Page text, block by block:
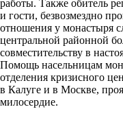
работы. Также обитель
и гости, безвозмездно
отношения у монастыря
центральной районной
совместительству в
Помощь насельницам
отделения кризисного
в Калуге и в Москве,
милосердие.